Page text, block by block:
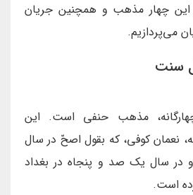
این چهار مذهب و همچنین جریان
می‌پردازیم.
سنت
مذهب حنفى است. اين
نعمان كوفى، كه بقول اصحّ در سال
و در سال يك صد و پنجاه در بغداد
است.